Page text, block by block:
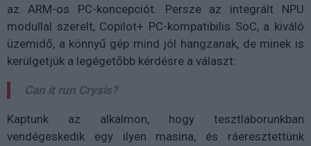
az ARM-os PC-koncepciót. Persze az integrált NPU
modullal szerelt, Copilot+ PC-kompatibilis SoC, a kiváló
üzemidő, a könnyű gép mind jól hangzanak, de minek is
kerülgetjük a legégetőbb kérdésre a választ:
Can it run Crysis?
Kaptunk az alkalmon, hogy tesztlaborunkban
vendégeskedik egy ilyen masina, és ráeresztettünk